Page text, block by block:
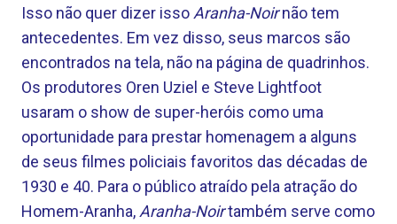
Isso não quer dizer isso Aranha-Noirnão tem
antecedentes. Em vez disso, seus marcos são
encontrados na tela, não na página de quadrinhos.
Os produtores Oren Uziel e Steve Lightfoot
usaram o show de super-heróis como uma
oportunidade para prestar homenagem a alguns
de seus filmes policiais favoritos das décadas de
1930 e 40. Para o público atraído pela atração do
Homem-Aranha, Aranha-Noirtambém serve como